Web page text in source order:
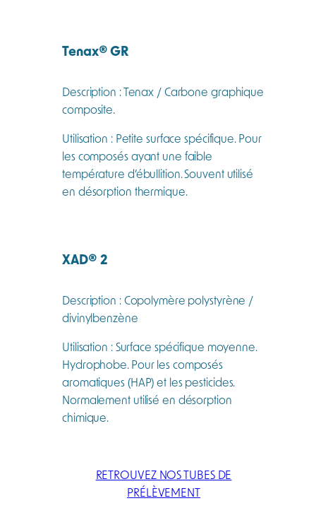
Tenax®GR
Description : Tenax / Carbone graphique
composite.
Utilisation : Petite surface spécifique. Pour
les composés ayant une faible
température d’ébullition. Souvent utilisé
en désorption thermique.
XAD® 2
Description : Copolymère polystyrène /
divinylbenzène
Utilisation : Surface spécifique moyenne.
Hydrophobe. Pour les composés
aromatiques (HAP) et les pesticides.
Normalement utilisé en désorption
chimique.
RETROUVEZ NOS TUBES DE
PRÉLÈVEMENT